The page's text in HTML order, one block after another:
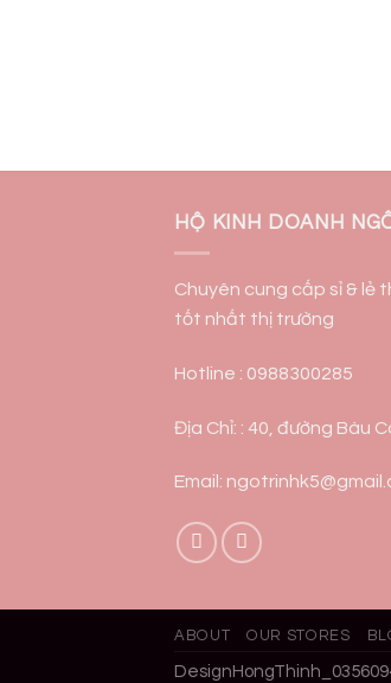
HỘ KINH DOANH
Chuyên cung cấp sỉ & lẻ
tốt nhất thị trường
Hotline : 0988300285
Địa Chỉ: : 40, đường Bàu
Email:
ABOUT OUR STORES